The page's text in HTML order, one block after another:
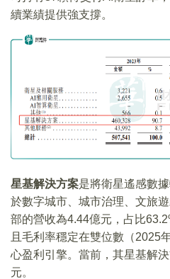
續業績提供強支撐。
星基解決方案是將衛星遙感數
於數字城市、城市治理、文旅
部的營收為4.44億元，占比
且毛利率穩定在雙位數（2025
心盈利引擎。當前，其星基解
元。